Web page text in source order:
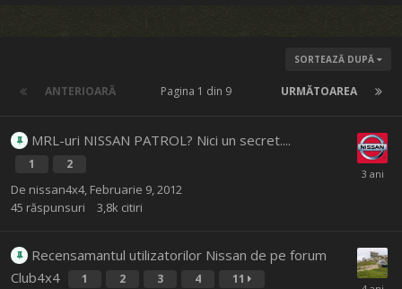
SORTEAZĂ DUPĂ
ANTERIOARĂ URMĂTOAREA
Pagina 1 din 9
MRL-uri NISSAN PATROL? Nici un secret....
1 2
De nissan4x4, Februarie 9, 2012
45 răspunsuri 3,8k citiri
Recensamantul utilizatorilor Nissan de pe forum
Club4x4
1 2 3 4 11